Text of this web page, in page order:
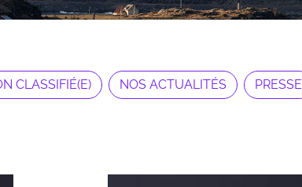
CLASSIFIÉ(E) NOS ACTUALITÉS PRESSE